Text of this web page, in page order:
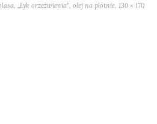
„Łyk orzeźwienia”, olej na płótnie, 130 × 170